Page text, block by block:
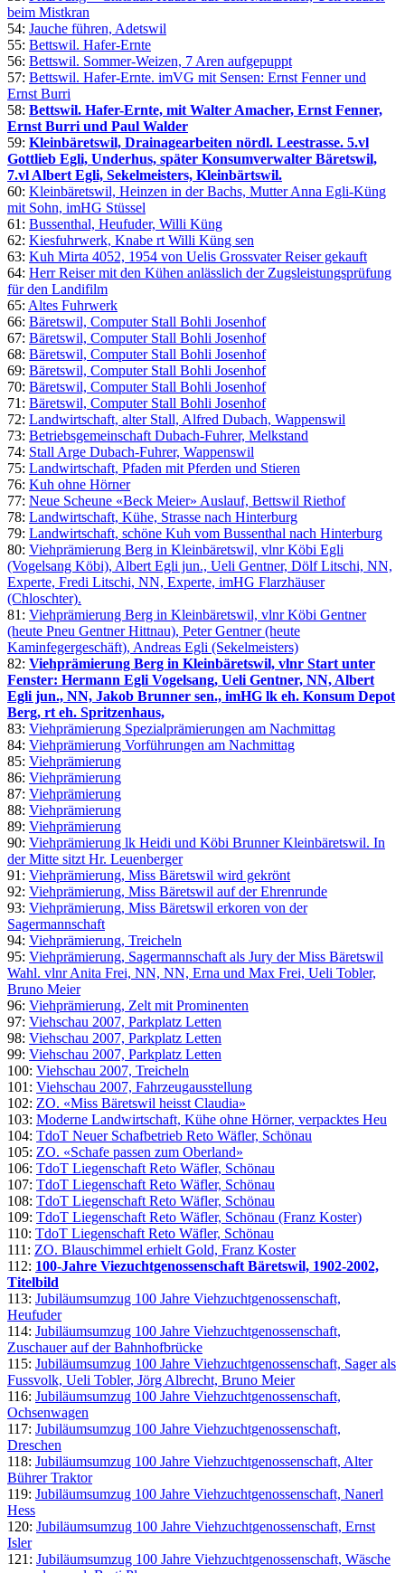
beim Mistkran
54: Jauche führen, Adetswil
55: Bettswil. Hafer-Ernte
56: Bettswil. Sommer-Weizen, 7 Aren aufgepuppt
57: Bettswil. Hafer-Ernte. imVG mit Sensen: Ernst Fenner und
Ernst Burri
58: Bettswil. Hafer-Ernte, mit Walter Amacher, Ernst Fenner,
Ernst Burri und Paul Walder
59: Kleinbäretswil, Drainagearbeiten nördl. Leestrasse. 5.vl
Gottlieb Egli, Underhus, später Konsumverwalter Bäretswil,
7.vl Albert Egli, Sekelmeisters, Kleinbärtswil.
60: Kleinbäretswil, Heinzen in der Bachs, Mutter Anna Egli-Küng
mit Sohn, imHG Stüssel
61: Bussenthal, Heufuder, Willi Küng
62: Kiesfuhrwerk, Knabe rt Willi Küng sen
63: Kuh Mirta 4052, 1954 von Uelis Grossvater Reiser gekauft
64: Herr Reiser mit den Kühen anlässlich der Zugsleistungsprüfung
für den Landifilm
65: Altes Fuhrwerk
66: Bäretswil, Computer Stall Bohli Josenhof
67: Bäretswil, Computer Stall Bohli Josenhof
68: Bäretswil, Computer Stall Bohli Josenhof
69: Bäretswil, Computer Stall Bohli Josenhof
70: Bäretswil, Computer Stall Bohli Josenhof
71: Bäretswil, Computer Stall Bohli Josenhof
72: Landwirtschaft, alter Stall, Alfred Dubach, Wappenswil
73: Betriebsgemeinschaft Dubach-Fuhrer, Melkstand
74: Stall Arge Dubach-Fuhrer, Wappenswil
75: Landwirtschaft, Pfaden mit Pferden und Stieren
76: Kuh ohne Hörner
77: Neue Scheune «Beck Meier» Auslauf, Bettswil Riethof
78: Landwirtschaft, Kühe, Strasse nach Hinterburg
79: Landwirtschaft, schöne Kuh vom Bussenthal nach Hinterburg
80: Viehprämierung Berg in Kleinbäretswil, vlnr Köbi Egli
(Vogelsang Köbi), Albert Egli jun., Ueli Gentner, Dölf Litschi, NN,
Experte, Fredi Litschi, NN, Experte, imHG Flarzhäuser
(Chloschter).
81: Viehprämierung Berg in Kleinbäretswil, vlnr Köbi Gentner
(heute Pneu Gentner Hittnau), Peter Gentner (heute
Kaminfegergeschäft), Andreas Egli (Sekelmeisters)
82: Viehprämierung Berg in Kleinbäretswil, vlnr Start unter
Fenster: Hermann Egli Vogelsang, Ueli Gentner, NN, Albert
Egli jun., NN, Jakob Brunner sen., imHG lk eh. Konsum Depot
Berg, rt eh. Spritzenhaus,
83: Viehprämierung Spezialprämierungen am Nachmittag
84: Viehprämierung Vorführungen am Nachmittag
85: Viehprämierung
86: Viehprämierung
87: Viehprämierung
88: Viehprämierung
89: Viehprämierung
90: Viehprämierung lk Heidi und Köbi Brunner Kleinbäretswil. In
der Mitte sitzt Hr. Leuenberger
91: Viehprämierung, Miss Bäretswil wird gekrönt
92: Viehprämierung, Miss Bäretswil auf der Ehrenrunde
93: Viehprämierung, Miss Bäretswil erkoren von der
Sagermannschaft
94: Viehprämierung, Treicheln
95: Viehprämierung, Sagermannschaft als Jury der Miss Bäretswil
Wahl. vlnr Anita Frei, NN, NN, Erna und Max Frei, Ueli Tobler,
Bruno Meier
96: Viehprämierung, Zelt mit Prominenten
97: Viehschau 2007, Parkplatz Letten
98: Viehschau 2007, Parkplatz Letten
99: Viehschau 2007, Parkplatz Letten
100: Viehschau 2007, Treicheln
101: Viehschau 2007, Fahrzeugausstellung
102: ZO. «Miss Bäretswil heisst Claudia»
103: Moderne Landwirtschaft, Kühe ohne Hörner, verpacktes Heu
104: TdoT Neuer Schafbetrieb Reto Wäfler, Schönau
105: ZO. «Schafe passen zum Oberland»
106: TdoT Liegenschaft Reto Wäfler, Schönau
107: TdoT Liegenschaft Reto Wäfler, Schönau
108: TdoT Liegenschaft Reto Wäfler, Schönau
109: TdoT Liegenschaft Reto Wäfler, Schönau (Franz Koster)
110: TdoT Liegenschaft Reto Wäfler, Schönau
111: ZO. Blauschimmel erhielt Gold, Franz Koster
112: 100-Jahre Viezuchtgenossenschaft Bäretswil, 1902-2002,
Titelbild
113: Jubiläumsumzug 100 Jahre Viehzuchtgenossenschaft,
Heufuder
114: Jubiläumsumzug 100 Jahre Viehzuchtgenossenschaft,
Zuschauer auf der Bahnhofbrücke
115: Jubiläumsumzug 100 Jahre Viehzuchtgenossenschaft, Sager als
Fussvolk, Ueli Tobler, Jörg Albrecht, Bruno Meier
116: Jubiläumsumzug 100 Jahre Viehzuchtgenossenschaft,
Ochsenwagen
117: Jubiläumsumzug 100 Jahre Viehzuchtgenossenschaft,
Dreschen
118: Jubiläumsumzug 100 Jahre Viehzuchtgenossenschaft, Alter
Bührer Traktor
119: Jubiläumsumzug 100 Jahre Viehzuchtgenossenschaft, Nanerl
Hess
120: Jubiläumsumzug 100 Jahre Viehzuchtgenossenschaft, Ernst
Isler
121: Jubiläumsumzug 100 Jahre Viehzuchtgenossenschaft, Wäsche